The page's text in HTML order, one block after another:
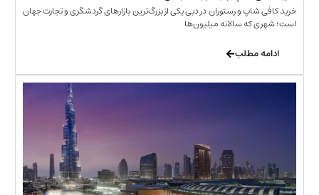
و رستوران در دبی یکی از بزرگ‌ترین بازارهای گردشگری و تجارت جهان
سالانه میلیون‌ها